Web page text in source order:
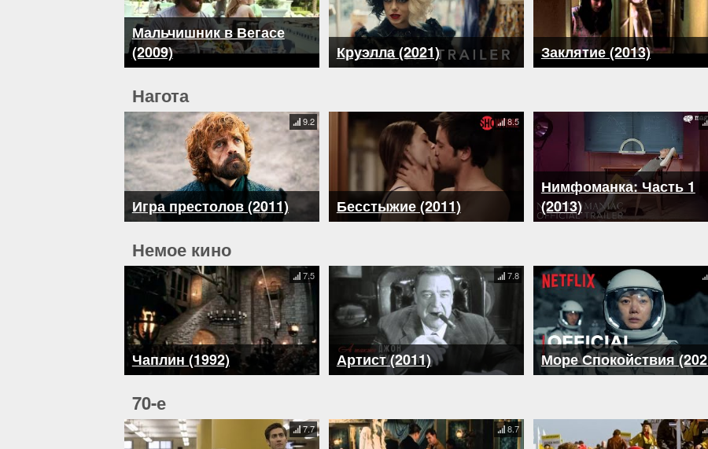
Мальчишник в Вегасе
(2009)
Круэлла (2021) Заклятие (2013)
Нагота
Игра престолов (2011)
9.2
Бесстыжие (2011)
8.5
Нимфоманка: Часть 1
(2013)
Немое кино
Чаплин (1992)
7.5
Артист (2011)
7.8
Море Спокойствия
70-е
7.7 8.7